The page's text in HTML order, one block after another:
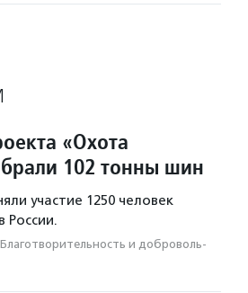
«Охота
102 тонны шин
участие 1250 человек
России.
Благотвори­тель­ность и доброволь­